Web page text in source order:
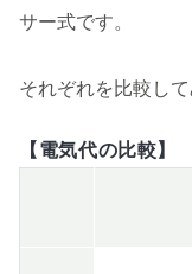
サー式です。
それぞれを比較して
【電気代の比較】